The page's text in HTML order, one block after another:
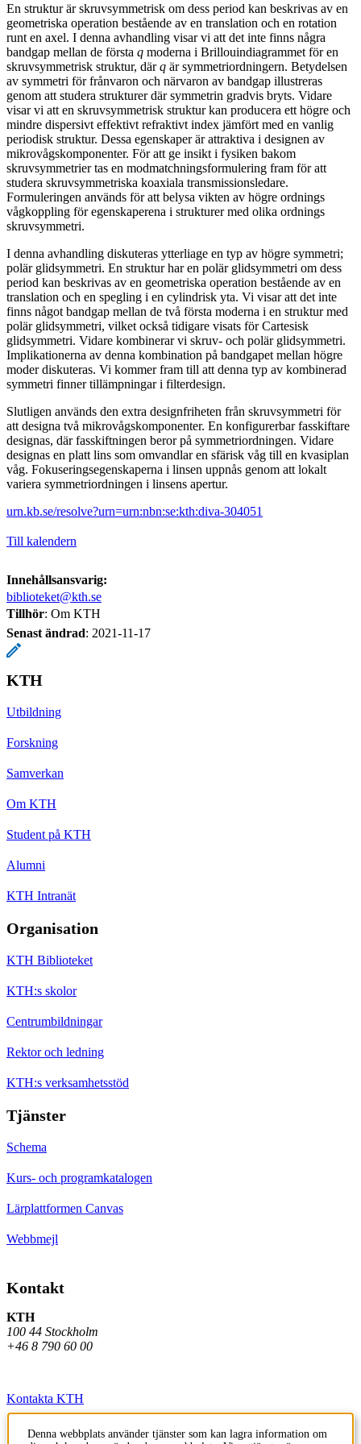
En struktur är skruvsymmetrisk om dess period kan beskrivas av en
geometriska operation bestående av en translation och en rotation
runt en axel. I denna avhandling visar vi att det inte finns några
bandgap mellan de första q moderna i Brillouindiagrammet för en
skruvsymmetrisk struktur, därq är symmetriordningern. Betydelsen
av symmetri för frånvaron och närvaron av bandgap illustreras
genom att studera strukturer där symmetrin gradvis bryts. Vidare
visar vi att en skruvsymmetrisk struktur kan producera ett högre och
mindre dispersivt effektivt refraktivt index jämfört med en vanlig
periodisk struktur. Dessa egenskaper är attraktiva i designen av
mikrovågskomponenter. För att ge insikt i fysiken bakom
skruvsymmetrier tas en modmatchningsformulering fram för att
studera skruvsymmetriska koaxiala transmissionsledare.
Formuleringen används för att belysa vikten av högre ordnings
vågkoppling för egenskaperena i strukturer med olika ordnings
skruvsymmetri.
I denna avhandling diskuteras ytterliage en typ av högre symmetri;
polär glidsymmetri. En struktur har en polär glidsymmetri om dess
period kan beskrivas av en geometriska operation bestående av en
translation och en spegling i en cylindrisk yta. Vi visar att det inte
finns något bandgap mellan de två första moderna i en struktur med
polär glidsymmetri, vilket också tidigare visats för Cartesisk
glidsymmetri. Vidare kombinerar vi skruv- och polär glidsymmetri.
Implikationerna av denna kombination på bandgapet mellan högre
moder diskuteras. Vi kommer fram till att denna typ av kombinerad
symmetri finner tillämpningar i filterdesign.
Slutligen används den extra designfriheten från skruvsymmetri för
att designa två mikrovågskomponenter. En konfigurerbar fasskiftare
designas, där fasskiftningen beror på symmetriordningen. Vidare
designas en platt lins som omvandlar en sfärisk våg till en kvasiplan
våg. Fokuseringsegenskaperna i linsen uppnås genom att lokalt
variera symmetriordningen i linsens apertur.
urn.kb.se/resolve?urn=urn:nbn:se:kth:diva-304051
Till kalendern
Innehållsansvarig:
biblioteket@kth.se
Tillhör: Om KTH
Senast ändrad: 2021-11-17
KTH
Utbildning
Forskning
Samverkan
Om KTH
Student på KTH
Alumni
KTH Intranät
Organisation
KTH Biblioteket
KTH:s skolor
Centrumbildningar
Rektor och ledning
KTH:s verksamhetsstöd
Tjänster
Schema
Kurs- och programkatalogen
Lärplattformen Canvas
Webbmejl
Kontakt
KTH
100 44 Stockholm
+46 8 790 60 00
Kontakta KTH
Jobba på KTH
Denna webbplats använder tjänster som kan lagra information om